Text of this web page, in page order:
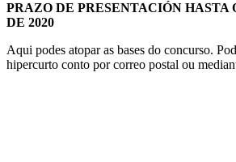
PRAZO DE PRESENTACIÓN HASTA
DE 2020
Aqui podes atopar as bases do concurso.
hipercurto conto por correo postal ou